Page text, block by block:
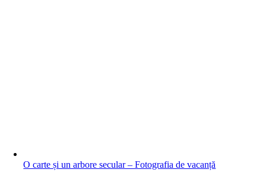
O carte și un arbore secular – Fotografia de vacanță